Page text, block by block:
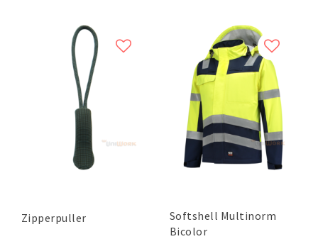
Zipperpuller
Softshell Multinorm
Bicolor